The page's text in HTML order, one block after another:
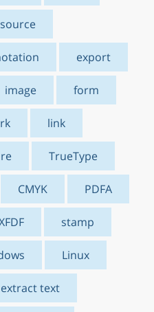
export
image form
link
TrueType
CMYK PDFA
stamp
Linux
extract text